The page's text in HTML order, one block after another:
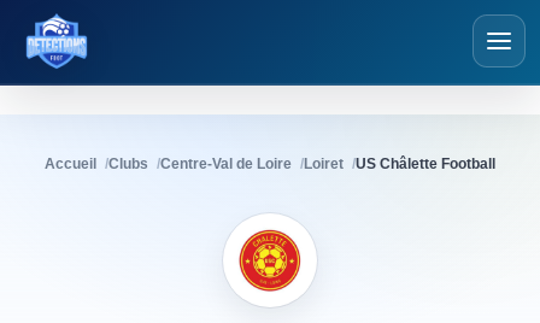
Détections Foot
Accueil Clubs Centre-Val de Loire Loiret US Châlette Football